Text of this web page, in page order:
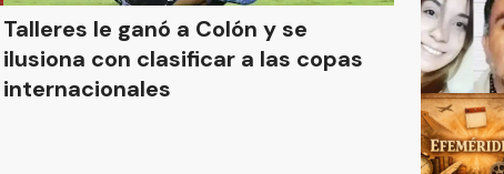
Talleres le ganó a Colón y se
ilusiona con clasificar a las copas
internacionales